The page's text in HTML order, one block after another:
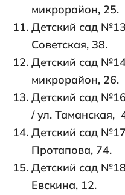
микрорайон, 25.
Детский сад №13
Советская, 38.
Детский сад №14
микрорайон, 26.
Детский сад
/ ул. Таманская,
Детский сад
Протапова, 74.
Детский сад
Евскина, 12.